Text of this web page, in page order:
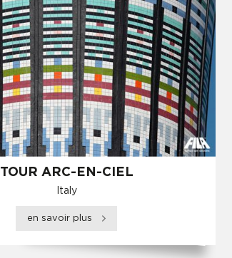
TOUR ARC-EN-CIEL
Italy
en savoir plus